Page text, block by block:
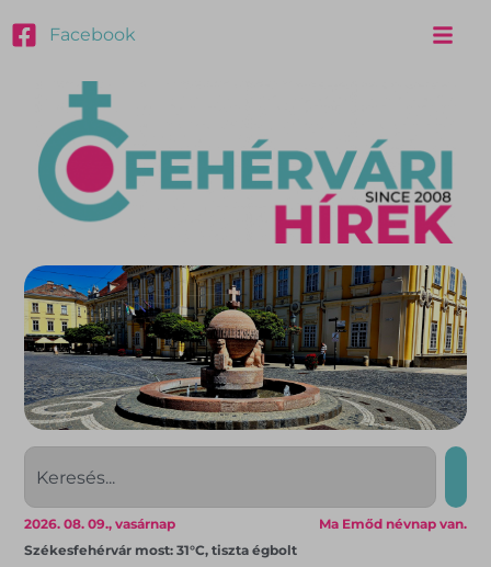
Facebook
Ma Emőd névnap van.
2026. 08. 09., vasárnap
Székesfehérvár most: 31°C, tiszta égbolt